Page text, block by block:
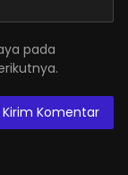
pada